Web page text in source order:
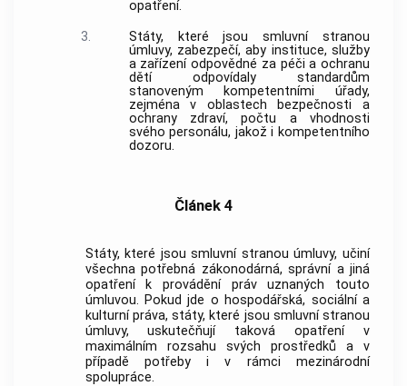
opatření.
3.
Státy, které jsou smluvní stranou
úmluvy, zabezpečí, aby instituce, služby
a zařízení odpovědné za péči a ochranu
dětí odpovídaly standardům
stanoveným kompetentními úřady,
zejména v oblastech bezpečnosti a
ochrany zdraví, počtu a vhodnosti
svého personálu, jakož i kompetentního
dozoru.
Článek 4
Státy, které jsou smluvní stranou úmluvy, učiní
všechna potřebná zákonodárná, správní a jiná
opatření k provádění práv uznaných touto
úmluvou. Pokud jde o hospodářská, sociální a
kulturní práva, státy, které jsou smluvní stranou
úmluvy, uskutečňují taková opatření v
maximálním rozsahu svých prostředků a v
případě potřeby i v rámci mezinárodní
spolupráce.